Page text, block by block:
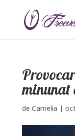
minunat
de Camelia |